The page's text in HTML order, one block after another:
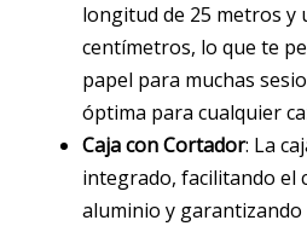
longitud de 25 metros y
centímetros, lo que te
papel para muchas
óptima para cualquier
Caja con Cortador: La
integrado, facilitando el
aluminio y garantizando